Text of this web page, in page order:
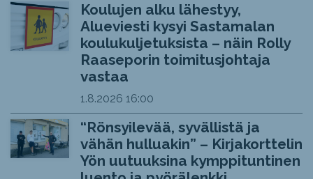
Koulujen alku lähestyy,
Alueviesti kysyi Sastamalan
koulukuljetuksista – näin Rolly
Raaseporin toimitusjohtaja
vastaa
1.8.2026 16:00
“Rönsyilevää, syvällistä ja
vähän hulluakin” – Kirjakorttelin
Yön uutuuksina kymppituntinen